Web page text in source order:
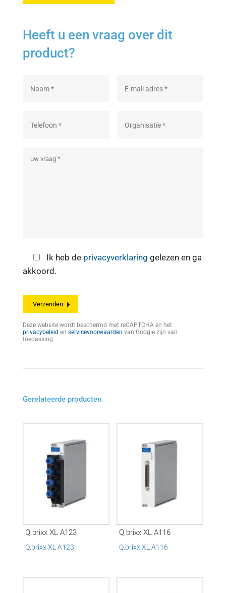
Heeft u een vraag over dit
product?
Ik heb de privacyverklaring gelezen en ga
akkoord.
Deze website wordt beschermd met reCAPTCHA en het
privacybeleid en servicevoorwaarden van Google zijn van
toepassing.
Gerelateerde producten
Q.brixx XL A123
Q.brixx XL A123
Q.brixx XL A116
Q.brixx XL A116